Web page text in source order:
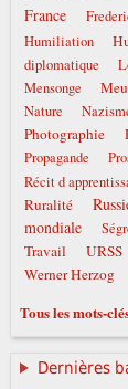
France
Humiliation
diplomatique
Mensonge
Nature
Photographie
Propagande
Récit d
Ruralité
mondiale
Travail URSS
Werner Herzog
Tous les mots-
Dernières